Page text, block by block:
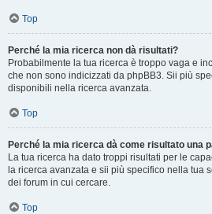
Top
Perché la mia ricerca non dà risultati?
Probabilmente la tua ricerca è troppo vaga e
che non sono indicizzati da phpBB3. Sii più
disponibili nella ricerca avanzata.
Top
Perché la mia ricerca dà come risultato una
La tua ricerca ha dato troppi risultati per le
la ricerca avanzata e sii più specifico nella tua
dei forum in cui cercare.
Top